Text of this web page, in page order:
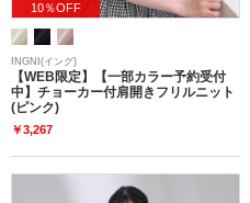
10％OFF
INGNI(イング)
【WEB限定】【一部カラー予約受付
中】チョーカー付肩開きフリルニット
(ピンク)
￥3,267